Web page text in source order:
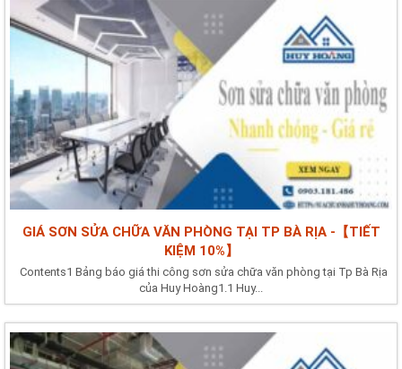
GIÁ SƠN SỬA CHỮA VĂN PHÒNG TẠI TP BÀ RỊA -【TIẾT
KIỆM 10%】
Contents1 Bảng báo giá thi công sơn sửa chữa văn phòng tại Tp Bà Rịa
của Huy Hoàng1.1 Huy...